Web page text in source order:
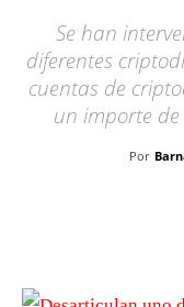
Se han
diferentes
cuentas de
un importe
Por